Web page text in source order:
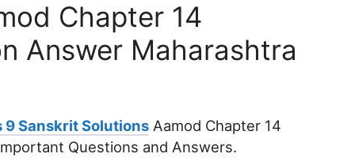
Chapter 14
Answer Maharashtra
9 Sanskrit Solutions Aamod Chapter 14
Important Questions and Answers.